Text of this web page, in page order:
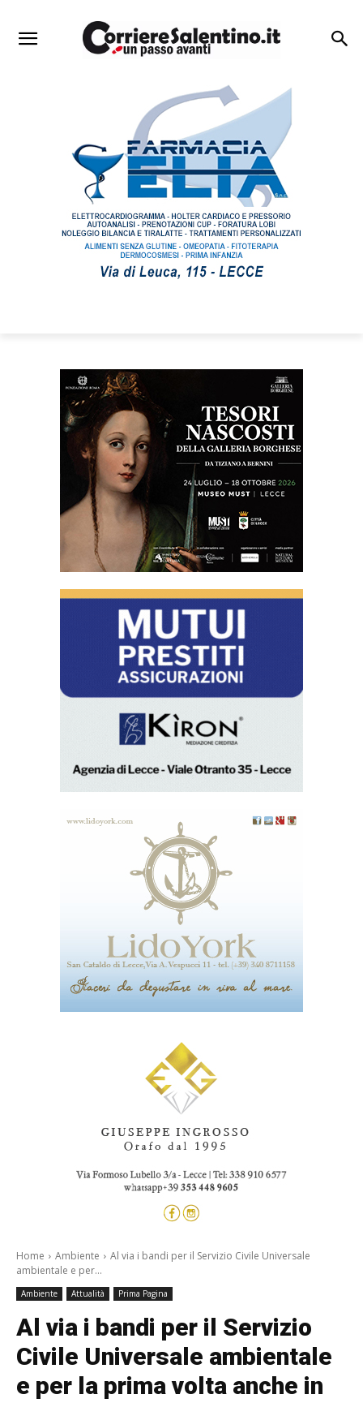
Home Ambiente
Al via i bandi per il Servizio Civile Universale
ambientale e per...
Ambiente Attualità Prima Pagina
Al via i bandi per il Servizio
Civile Universale ambientale
e per la prima volta anche in